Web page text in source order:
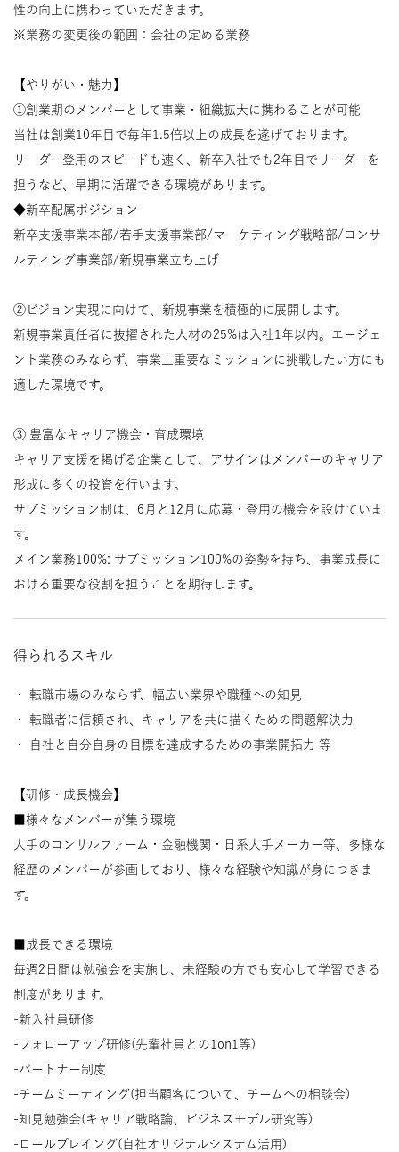
性の向上に携わっていただきます。
※業務の変更後の範囲：会社の定める業務
【やりがい・魅力】
①創業期のメンバーとして事業・組織拡大に携わることが可能
当社は創業10年目で毎年1.5倍以上の成長を遂げております。
リーダー登用のスピードも速く、新卒入社でも2年目でリーダーを
担うなど、早期に活躍できる環境があります。
◆新卒配属ポジション
新卒支援事業本部/若手支援事業部/マーケティング戦略部/コンサ
ルティング事業部/新規事業立ち上げ
②ビジョン実現に向けて、新規事業を積極的に展開します。
新規事業責任者に抜擢された人材の25%は入社1年以内。エージェ
ント業務のみならず、事業上重要なミッションに挑戦したい方にも
適した環境です。
③ 豊富なキャリア機会・育成環境
キャリア支援を掲げる企業として、アサインはメンバーのキャリア
形成に多くの投資を行います。
サブミッション制は、6月と12月に応募・登用の機会を設けていま
す。
メイン業務100%: サブミッション100%の姿勢を持ち、事業成長に
おける重要な役割を担うことを期待します。
得られるスキル
・ 転職市場のみならず、幅広い業界や職種への知見
・ 転職者に信頼され、キャリアを共に描くための問題解決力
・ 自社と自分自身の目標を達成するための事業開拓力 等
【研修・成長機会】
■様々なメンバーが集う環境
大手のコンサルファーム・金融機関・日系大手メーカー等、多様な
経歴のメンバーが参画しており、様々な経験や知識が身につきま
す。
■成長できる環境
毎週2日間は勉強会を実施し、未経験の方でも安心して学習できる
制度があります。
-新入社員研修
-フォローアップ研修(先輩社員との1on1等)
-パートナー制度
-チームミーティング(担当顧客について、チームへの相談会)
-知見勉強会(キャリア戦略論、ビジネスモデル研究等)
-ロールプレイング(自社オリジナルシステム活用)